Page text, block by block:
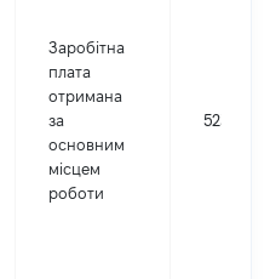
Заробітна
плата
отримана
за
основним
місцем
роботи
52343